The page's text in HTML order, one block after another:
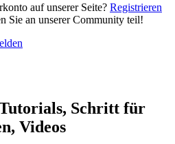
auf unserer Seite? Registrieren
Sie an unserer Community teil!
Schritt für
Videos